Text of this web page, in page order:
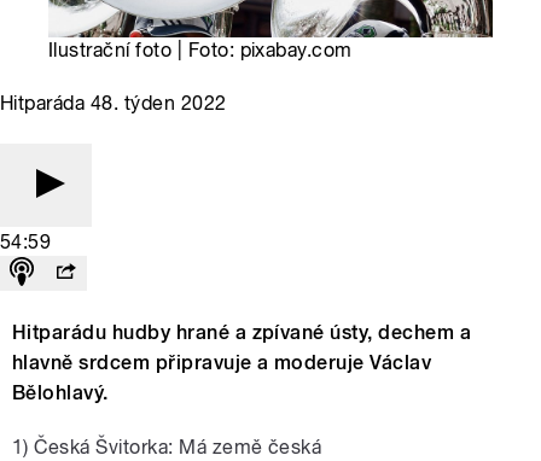
Ilustrační foto | Foto: pixabay.com
Hitparáda 48. týden 2022
54:59
Hitparádu hudby hrané a zpívané ústy, dechem a
hlavně srdcem připravuje a moderuje Václav
Bělohlavý.
1) Česká Švitorka: Má země česká